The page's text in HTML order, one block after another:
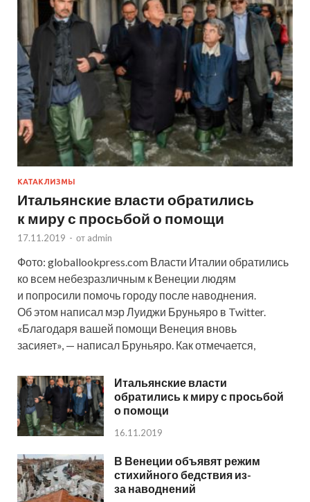
КАТАКЛИЗМЫ
Итальянские власти обратились
к миру с просьбой о помощи
17.11.2019 - от admin
Фото: globallookpress.com Власти Италии обратились
ко всем небезразличным к Венеции людям
и попросили помочь городу после наводнения.
Об этом написал мэр Луиджи Бруньяро в Twitter.
«Благодаря вашей помощи Венеция вновь
засияет», — написал Бруньяро. Как отмечается,
Итальянские власти
обратились к миру с просьбой
о помощи
16.11.2019
В Венеции объявят режим
стихийного бедствия из-
за наводнений